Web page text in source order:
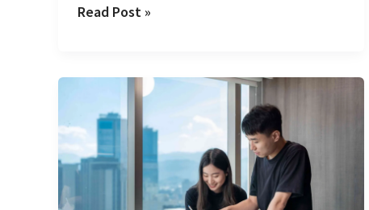
Read Post »
訓
練
和
職